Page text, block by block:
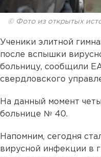
© Фото из открытых
Ученики элитной
после вспышки
больницу, сообщили
свердловского
На данный момент
больнице № 40.
Напомним, сегодня
вирусной инфекции в